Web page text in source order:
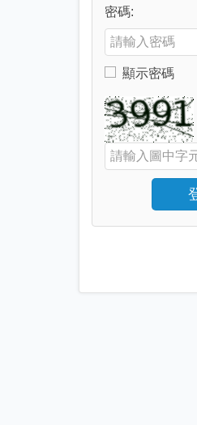
Enter your
密碼:
Enter your
顯示密碼
Toggle to show
Verification
Enter the